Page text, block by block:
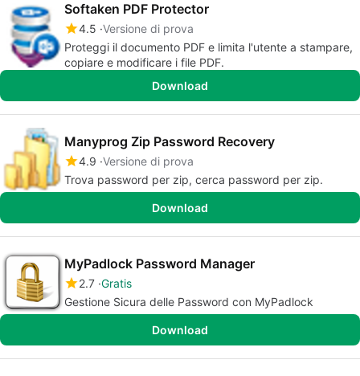
Softaken PDF Protector
4.5 Versione di prova
Proteggi il documento PDF e limita l'utente a stampare,
copiare e modificare i file PDF.
Download
Manyprog Zip Password Recovery
4.9 Versione di prova
Trova password per zip, cerca password per zip.
Download
MyPadlock Password Manager
2.7 Gratis
Gestione Sicura delle Password con MyPadlock
Download